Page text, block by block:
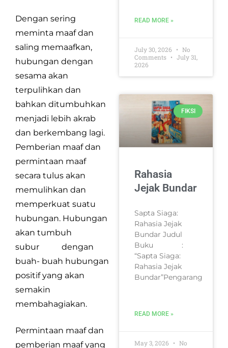
Dengan sering
meminta maaf dan
saling memaafkan,
hubungan dengan
sesama akan
terpulihkan dan
bahkan ditumbuhkan
menjadi lebih akrab
dan berkembang lagi.
Pemberian maaf dan
permintaan maaf
secara tulus akan
memulihkan dan
memperkuat suatu
hubungan. Hubungan
akan tumbuh
subur dengan
buah- buah hubungan
positif yang akan
semakin
membahagiakan.
Permintaan maaf dan
pemberian maaf yang
READ MORE »
July 30, 2026
No
Comments
July 31,
2026
FIKSI
Rahasia
Jejak Bundar
Sapta Siaga:
Rahasia Jejak
Bundar Judul
Buku :
“Sapta Siaga:
Rahasia Jejak
Bundar”Pengarang
READ MORE »
May 3, 2026
No